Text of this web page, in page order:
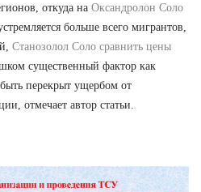
откуда на Оксандролон Соло
больше всего мигрантов,
Станозолол Соло сравнить цены
существенный фактор как
перекрыт ущербом от
отмечает автор статьи.